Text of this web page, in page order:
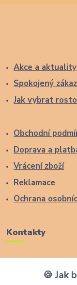
Akce a aktuality
Spokojený
Jak vybrat
Obchodní
Doprava a
Vrácení zboží
Reklamace
Ochrana
Kontakty
+420 774
🍪 Jak